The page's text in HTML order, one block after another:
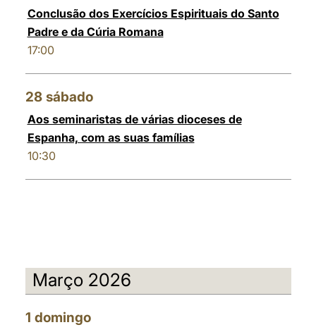
Conclusão dos Exercícios Espirituais do Santo
Padre e da Cúria Romana
17:00
28 sábado
Aos seminaristas de várias dioceses de
Espanha, com as suas famílias
10:30
Março 2026
1 domingo